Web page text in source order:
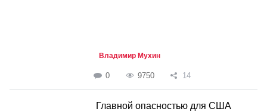
Владимир Мухин
0 9750 14
Главной опасностью для США